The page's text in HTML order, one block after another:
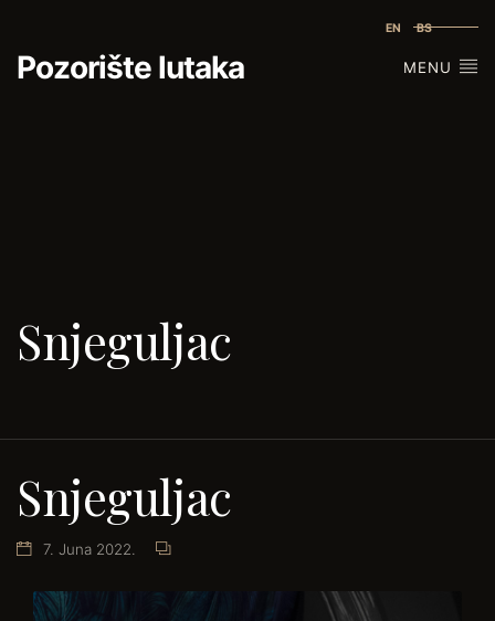
EN BS
Pozorište lutaka MENU
Snjeguljac
Snjeguljac
7. Juna 2022.